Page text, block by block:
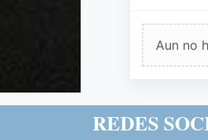
Aun no
REDES